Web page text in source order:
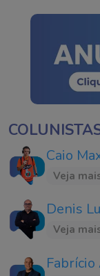
Caio
Veja
Denis
Veja